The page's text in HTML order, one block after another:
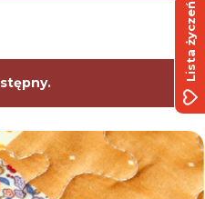
Lista życzeń